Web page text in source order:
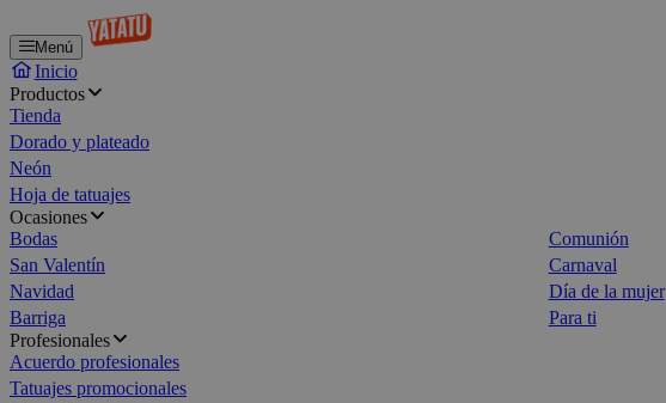
Menú
Inicio
Productos
Tienda
Dorado y plateado
Neón
Hoja de tatuajes
Ocasiones
Bodas
Comunión
San Valentín
Carnaval
Navidad
Día de la mujer
Barriga
Para ti
Profesionales
Acuerdo profesionales
Tatuajes promocionales